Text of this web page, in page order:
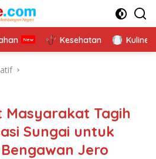
Kesehatan Kuliner
Masyarakat Tagih
Sungai untuk
Jero